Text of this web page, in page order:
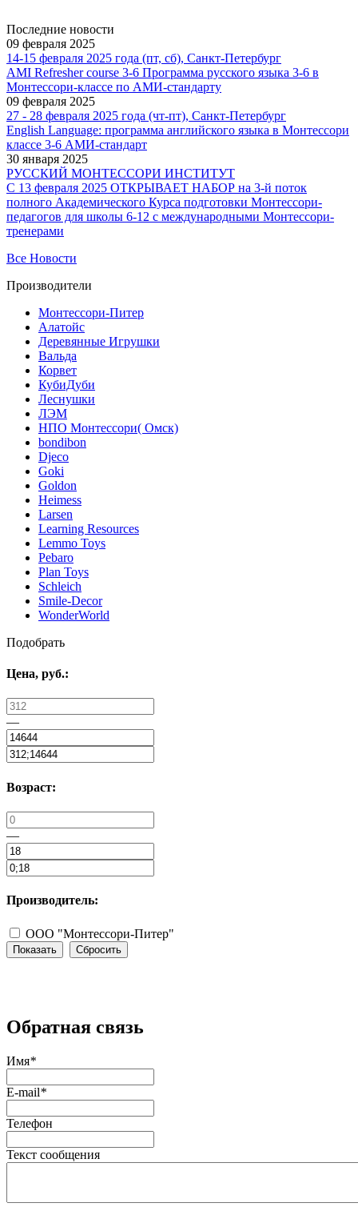
Последние новости
09 февраля 2025
14-15 февраля 2025 года (пт, сб), Санкт-Петербург
AMI Refresher course 3-6 Программа русского языка 3-6 в
Монтессори-классе по АМИ-стандарту
09 февраля 2025
27 - 28 февраля 2025 года (чт-пт), Санкт-Петербург
English Language: программа английского языка в Монтессори
классе 3-6 АМИ-стандарт
30 января 2025
РУССКИЙ МОНТЕССОРИ ИНСТИТУТ
С 13 февраля 2025 ОТКРЫВАЕТ НАБОР на 3-й поток
полного Академического Курса подготовки Монтессори-
педагогов для школы 6-12 с международными Монтессори-
тренерами
Все Новости
Производители
Монтессори-Питер
Алатойс
Деревянные Игрушки
Вальда
Корвет
КубиДуби
Леснушки
ЛЭМ
НПО Монтессори( Омск)
bondibon
Djeco
Goki
Goldon
Heimess
Larsen
Learning Resources
Lemmo Toys
Pebaro
Plan Toys
Schleich
Smile-Decor
WonderWorld
Подобрать
Цена, руб.:
—
Возраст:
—
Производитель:
ООО "Монтессори-Питер"
Сбросить
Обратная связь
Имя*
E-mail*
Телефон
Текст cообщения